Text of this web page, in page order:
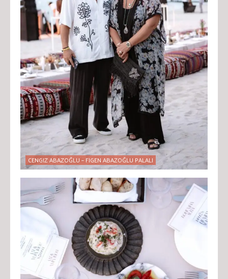
CENGIZ ABAZOĞLU – FIGEN ABAZOĞLU PALALI